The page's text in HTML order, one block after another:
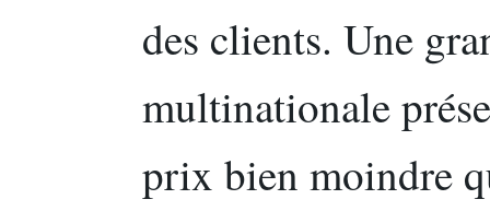
des clients. Une
multinationale
prix bien moindre